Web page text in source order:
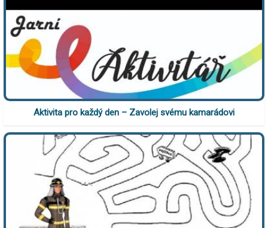
Aktivita pro každý den – Zavolej svému kamarádovi